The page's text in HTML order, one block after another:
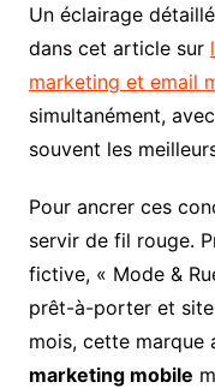
Un éclairage
dans cet article sur
marketing et email
simultanément,
souvent les
Pour ancrer ces
servir de fil rouge.
fictive, « Mode &
prêt-à-porter et
mois, cette marque
marketing mobile